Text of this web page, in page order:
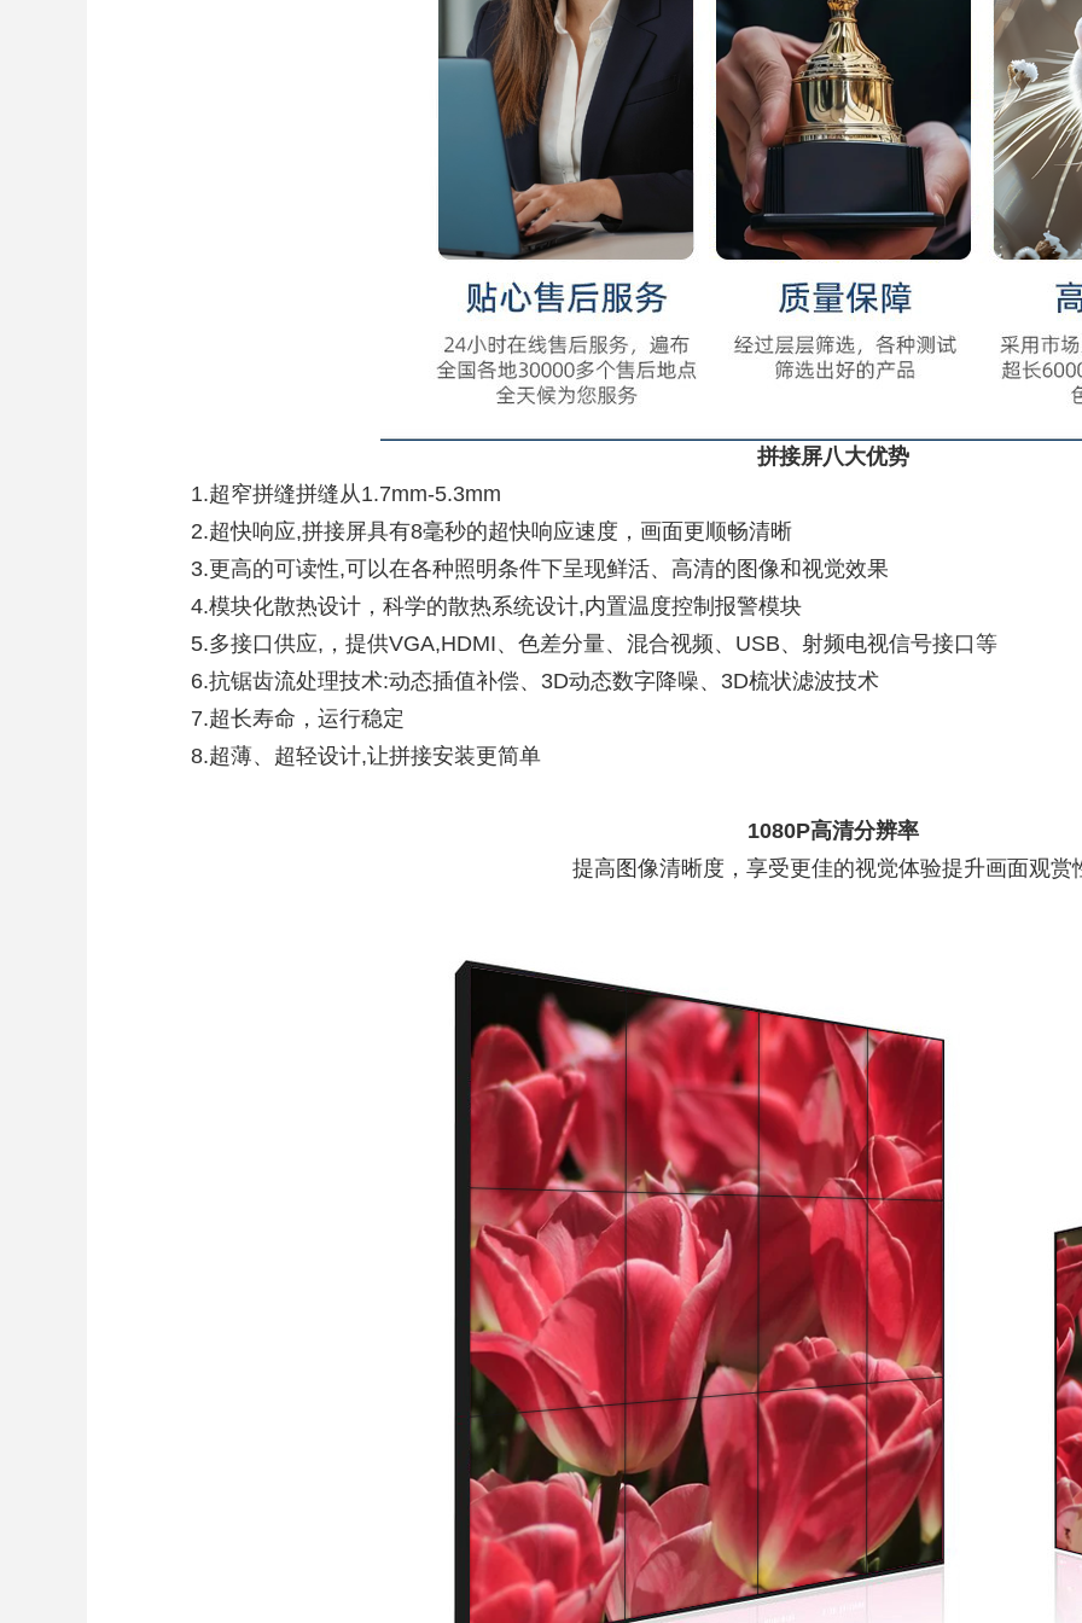
拼接屏八大优势
1.超窄拼缝拼缝从1.7mm-5.3mm
2.超快响应,拼接屏具有8毫秒的超快响应速度，画面更顺畅清晰
3.更高的可读性,可以在各种照明条件下呈现鲜活、高清的图像和视觉效果
4.模块化散热设计，科学的散热系统设计,内置温度控制报警模块
5.多接口供应,，提供VGA,HDMI、色差分量、混合视频、USB、射频电视信号接口等
6.抗锯齿流处理技术:动态插值补偿、3D动态数字降噪、3D梳状滤波技术
7.超长寿命，运行稳定
8.超薄、超轻设计,让拼接安装更简单
1080P高清分辨率
提高图像清晰度，享受更佳的视觉体验提升画面观赏